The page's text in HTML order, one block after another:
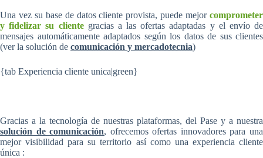
Una vez su base de datos cliente provista, puede mejor comprometer
y fidelizar su clientegracias a las ofertas adaptadas y el envío de
mensajes automáticamente adaptados según los datos de sus clientes
(ver la solución de comunicación y mercadotecnia)
{tab Experiencia cliente unica|green}
Gracias a la tecnología de nuestras plataformas, del Pase y a nuestra
solución de comunicación, ofrecemos ofertas innovadores para una
mejor visibilidad para su territorio así como una experiencia cliente
única :